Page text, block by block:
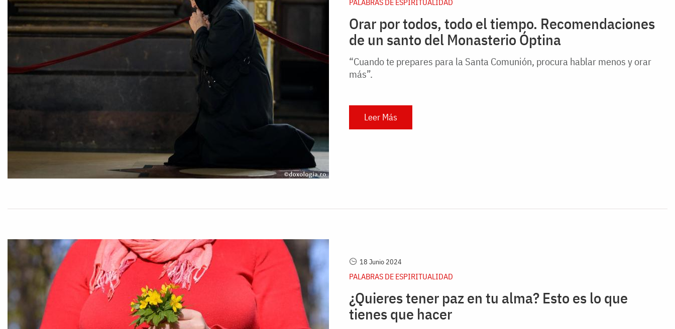
PALABRAS DE ESPIRITUALIDAD
Orar por todos, todo el tiempo. Recomendaciones
de un santo del Monasterio Óptina
“Cuando te prepares para la Santa Comunión, procura hablar menos y orar
más”.
Leer Más
18 Junio 2024
PALABRAS DE ESPIRITUALIDAD
¿Quieres tener paz en tu alma? Esto es lo que
tienes que hacer